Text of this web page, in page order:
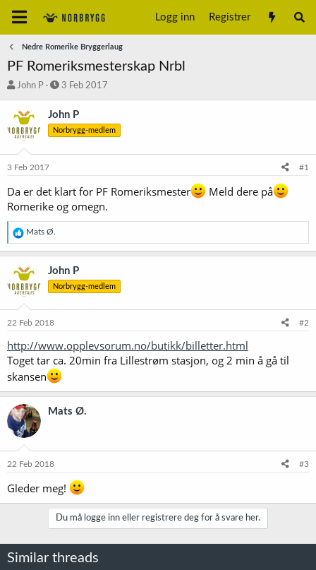
Logg inn Registrer
Nedre Romerike Bryggerlaug
PF Romeriksmesterskap Nrbl
T
å
d
s
r
John P
S
a
r
t
o
3 Feb 2017
John P
Norbrygg-medlem
3 Feb 2017 #1
Da er det klart for PF Romeriksmester
Meld dere på
Romerike og omegn.
R
e
a
k
s
j
o
e
:
Mats Ø.
John P
Norbrygg-medlem
22 Feb 2018 #2
http://www.opplevsorum.no/butikk/billetter.html
Toget tar ca. 20min fra Lillestrøm stasjon, og 2 min å gå til
skansen
Mats Ø.
22 Feb 2018 #3
Gleder meg!
Du må logge inn eller registrere deg for å svare her.
Similar threads